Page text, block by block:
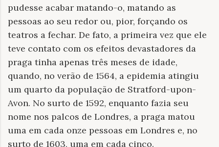
pudesse acabar matando-o, matando as
pessoas ao seu redor ou, pior, forçando os
teatros a fechar. De fato, a primeira vez que ele
teve contato com os efeitos devastadores da
praga tinha apenas três meses de idade,
quando, no verão de 1564, a epidemia atingiu
um quarto da população de Stratford-upon-
Avon. No surto de 1592, enquanto fazia seu
nome nos palcos de Londres, a praga matou
uma em cada onze pessoas em Londres e, no
surto de 1603, uma em cada cinco.